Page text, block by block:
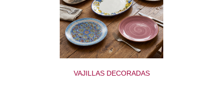
VAJILLAS DECORADAS